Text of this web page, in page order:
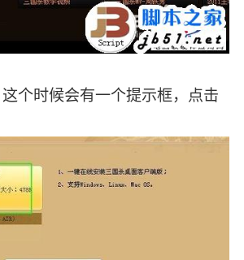
个时候会有一个提示框，点击